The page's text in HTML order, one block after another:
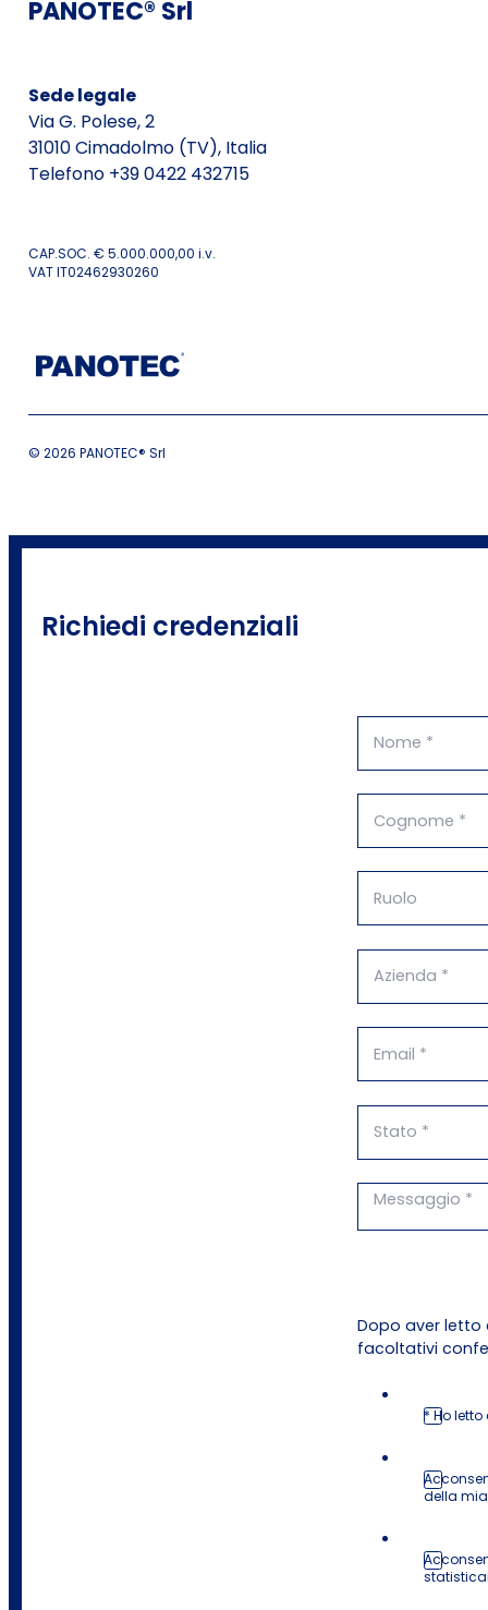
PANOTEC® Srl
Sede legale
Via G. Polese, 2
31010 Cimadolmo (TV), Italia
Telefono +39 0422 432715
CAP.SOC. € 5.000.000,00 i.v.
VAT IT02462930260
© 2026 PANOTEC® Srl
Richiedi credenziali
Dopo aver
facoltativi
* Ho letto
della